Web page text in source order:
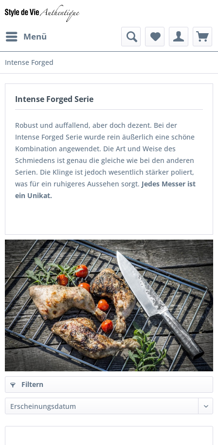
Menü
Intense Forged
Intense Forged Serie
Robust und auffallend, aber doch dezent. Bei der
Intense Forged Serie wurde rein äußerlich eine schöne
Kombination angewendet. Die Art und Weise des
Schmiedens ist genau die gleiche wie bei den anderen
Serien. Die Klinge ist jedoch wesentlich stärker poliert,
was für ein ruhigeres Aussehen sorgt. Jedes Messer ist
ein Unikat.
Filtern